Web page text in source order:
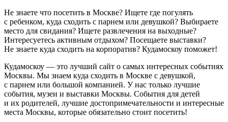
Не знаете что посетить в Москве? Ищете где погулять
с ребенком, куда сходить с парнем или девушкой? Выбираете
место для свидания? Ищете развлечения на выходные?
Интересуетесь активным отдыхом? Посещаете выставки?
Не знаете куда сходить на корпоратив? Кудамоскоу поможет!
Кудамоскоу — это лучший сайт о самых интересных событиях
Москвы. Мы знаем куда сходить в Москве с девушкой,
с парнем или большой компанией. У нас только лучшие
события, музеи и выставки Москвы. События для детей
и их родителей, лучшие достопримечательности и интересные
места Москвы, которые обязательно стоит посетить!